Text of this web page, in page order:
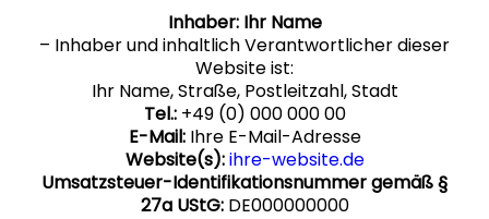
Inhaber: Ihr Name
– Inhaber und inhaltlich Verantwortlicher dieser
Website ist:
Ihr Name, Straße, Postleitzahl, Stadt
Tel.:+49 (0) 000 000 00
E-Mail:Ihre E-Mail-Adresse
Website(s):ihre-website.de
Umsatzsteuer-Identifikationsnummer gemäß §
27a UStG:DE000000000